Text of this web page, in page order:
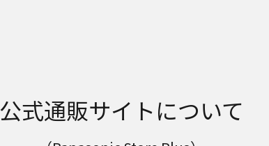
公式通販サイトについて